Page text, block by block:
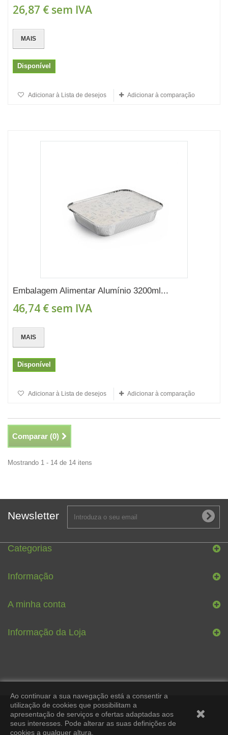
26,87 € sem IVA
MAIS
Disponível
Adicionar à Lista de desejos Adicionar à comparação
Embalagem Alimentar Alumínio 3200ml...
46,74 € sem IVA
MAIS
Disponível
Adicionar à Lista de desejos Adicionar à comparação
Comparar (0)
Mostrando 1 - 14 de 14 itens
Newsletter
Categorias
Informação
A minha conta
Informação da Loja
Ao continuar a sua navegação está a consentir a
utilização de cookies que possibilitam a
apresentação de serviços e ofertas adaptadas aos
seus interesses. Pode alterar as suas definições de
cookies a qualquer altura.